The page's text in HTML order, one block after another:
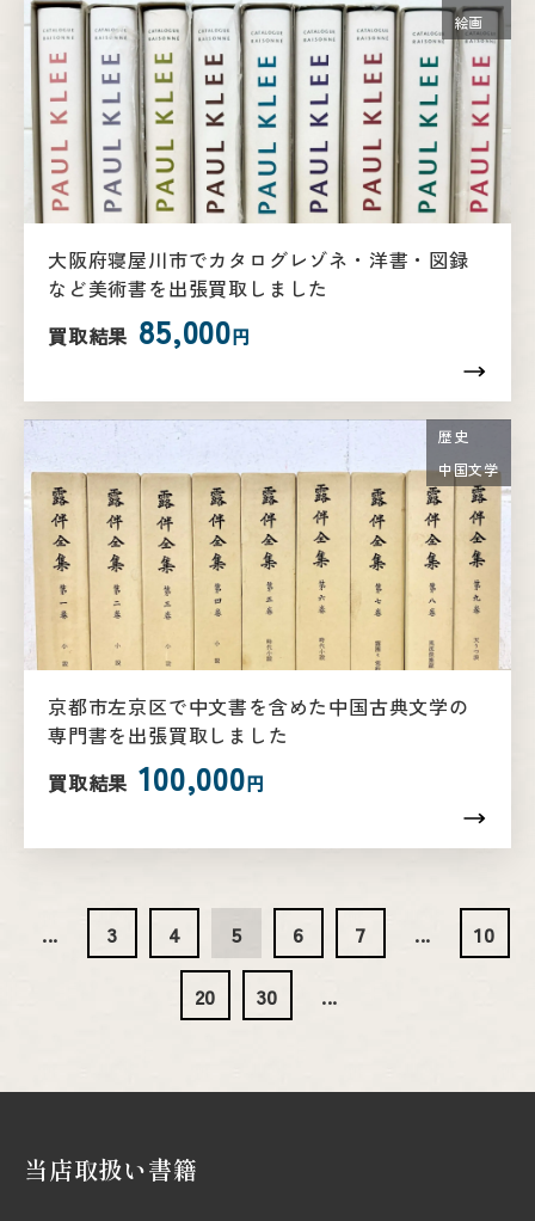
絵画
大阪府寝屋川市でカタログレゾネ・洋書・図録
など美術書を出張買取しました
買取結果 85,000円
歴史
中国文学
京都市左京区で中文書を含めた中国古典文学の
専門書を出張買取しました
買取結果 100,000円
... 3 4 5 6 7 ... 10
20 30 ...
当店取扱い書籍